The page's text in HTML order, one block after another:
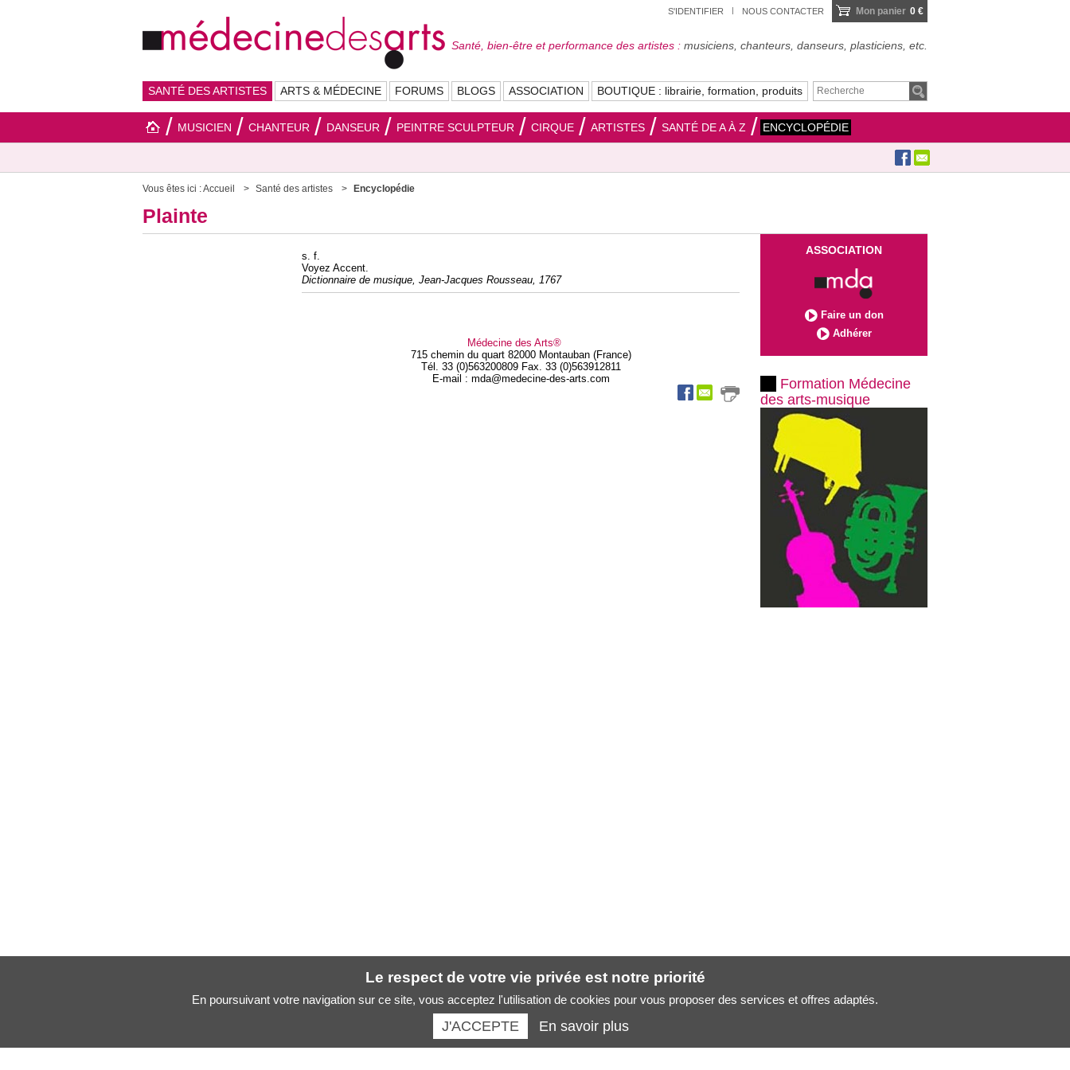
S'IDENTIFIER NOUS CONTACTER Mon panier 0 €
Santé, bien-être et performance des artistes : musiciens, chanteurs, danseurs, plasticiens, etc.
SANTÉ DES ARTISTES ARTS & MÉDECINE FORUMS BLOGS ASSOCIATION BOUTIQUE : librairie, formation, produits
MUSICIEN CHANTEUR DANSEUR PEINTRE SCULPTEUR CIRQUE ARTISTES SANTÉ DE A À Z ENCYCLOPÉDIE
Vous êtes ici :Accueil Santé des artistes Encyclopédie
Plainte
s. f.
Voyez Accent.
Dictionnaire de musique, Jean-Jacques Rousseau, 1767
Médecine des Arts®
715 chemin du quart 82000 Montauban (France)
Tél. 33 (0)563200809 Fax. 33 (0)563912811
E-mail : mda@medecine-des-arts.com
ASSOCIATION
Faire un don
Adhérer
Formation Médecine
des arts-musique
Le respect de votre vie privée est notre priorité
En poursuivant votre navigation sur ce site, vous acceptez l'utilisation de cookies pour vous proposer des services et offres adaptés.
J'ACCEPTE En savoir plus